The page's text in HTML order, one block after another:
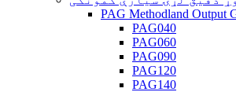
PAG Methodland Output
PAG040
PAG060
PAG090
PAG120
PAG140